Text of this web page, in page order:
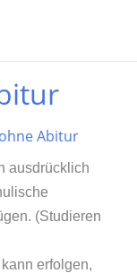
Abitur
ausdrücklich
(Studieren
erfolgen,